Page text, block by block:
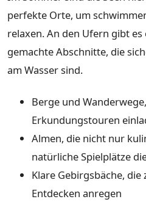
perfekte Orte, um
relaxen. An den Ufern gibt
gemachte Abschnitte, die
am Wasser sind.
Berge und
Erkundungstouren
Almen, die nicht nur
natürliche Spielplätze
Klare Gebirgsbäche, die
Entdecken anregen